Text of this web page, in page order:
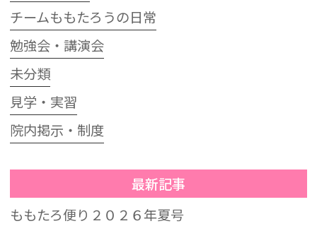
チームももたろうの日常
勉強会・講演会
未分類
見学・実習
院内掲示・制度
最新記事
ももたろ便り２０２６年夏号